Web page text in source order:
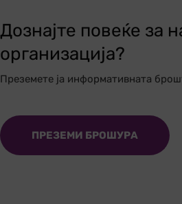
Дознајте повеќе за
организација?
Преземете ја информативната
ПРЕЗЕМИ БРОШУРА